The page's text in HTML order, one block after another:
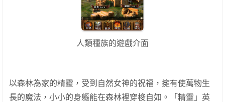
人類種族的遊戲介面
以森林為家的精靈，受到自然女神的祝福，擁有使萬物生
長的魔法，小小的身軀能在森林裡穿梭自如。「精靈」英